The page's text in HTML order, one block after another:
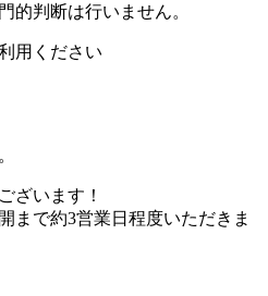
的判断は行いません。
用ください
ざいます！
まで約3営業日程度いただきま